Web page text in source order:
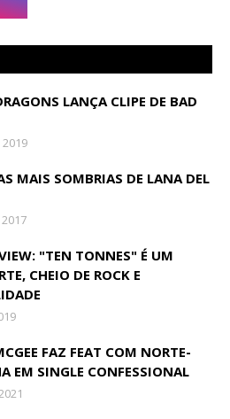
LANÇA CLIPE DE BAD
MAIS SOMBRIAS DE LANA DEL
"TEN TONNES" É UM
CHEIO DE ROCK E
FAZ FEAT COM NORTE-
EM SINGLE CONFESSIONAL